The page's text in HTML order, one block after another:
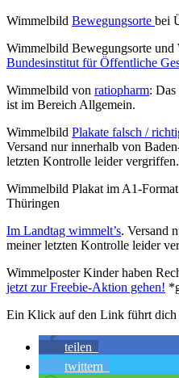
Wimmelbild Bewegungsorte bei
Wimmelbild Bewegungsorte
Bundesinstitut für Öffentliche
Wimmelbild von ratiopharm:
ist im Bereich Allgemein.
Wimmelbild Plakate falsch /
Versand nur innerhalb von
letzten Kontrolle leider vergriffen.
Wimmelbild Plakat im A1-Format
Thüringen
Im Landtag wimmelt’s. Versand
meiner letzten Kontrolle leider
Wimmelposter Kinder haben
jetzt zur Freebie-Aktion gehen!
Ein Klick auf den Link führt dich
teilen
twittern